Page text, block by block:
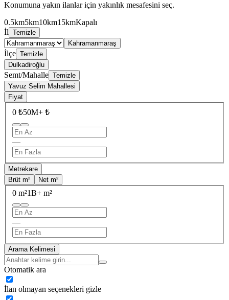
Konumuna yakın ilanlar için yakınlık mesafesini seç.
0.5km5km10km15kmKapalı
İl Temizle
Kahramanmaraş
İlçe Temizle
Dulkadiroğlu
Semt/Mahalle Temizle
Yavuz Selim Mahallesi
Fiyat
0 ₺50M+ ₺
—
Metrekare
Brüt m²
Net m²
0 m²1B+ m²
—
Arama Kelimesi
Otomatik ara
İlan olmayan seçenekleri gizle